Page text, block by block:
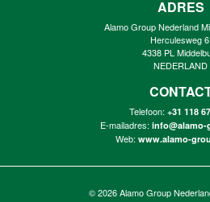
ADRES
Alamo Group Nederland
Herculesweg 6,
4338 PL
NEDERLAND
Telefoon: +31 118
E-mailadres:
Web: www.alamo-
© 2026Alamo Group